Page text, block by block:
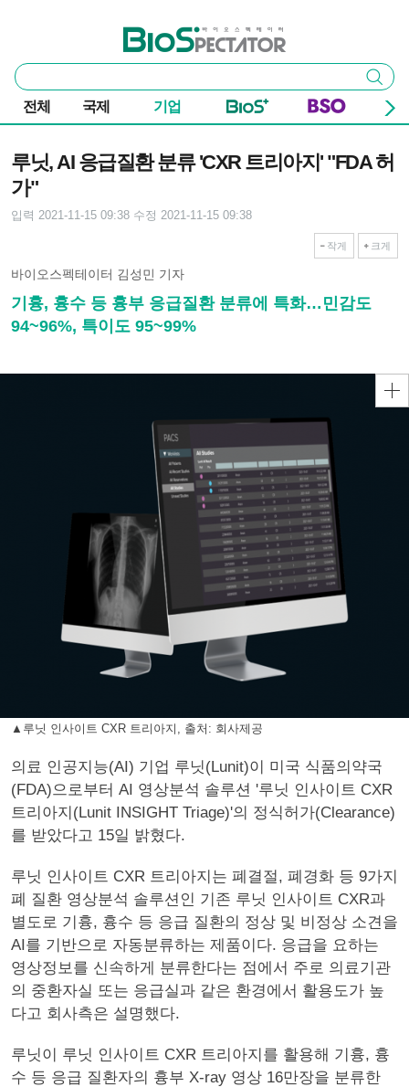
바이오스펙테이터
통
합
검
색
검색
전체 국제 기업
루닛, AI 응급질환 분류 'CXR 트리아지' "FDA 허
가"
입력 2021-11-15 09:38 수정 2021-11-15 09:38
작게 크게
바이오스펙테이터 김성민 기자
기흉, 흉수 등 흉부 응급질환 분류에 특화…민감도
94~96%, 특이도 95~99%
▲루닛 인사이트 CXR 트리아지, 출처: 회사제공
의료 인공지능(AI) 기업 루닛(Lunit)이 미국 식품의약국
(FDA)으로부터 AI 영상분석 솔루션 '루닛 인사이트 CXR
트리아지(Lunit INSIGHT Triage)'의 정식허가(Clearance)
를 받았다고 15일 밝혔다.
루닛 인사이트 CXR 트리아지는 폐결절, 폐경화 등 9가지
폐 질환 영상분석 솔루션인 기존 루닛 인사이트 CXR과
별도로 기흉, 흉수 등 응급 질환의 정상 및 비정상 소견을
AI를 기반으로 자동분류하는 제품이다. 응급을 요하는
영상정보를 신속하게 분류한다는 점에서 주로 의료기관
의 중환자실 또는 응급실과 같은 환경에서 활용도가 높
다고 회사측은 설명했다.
루닛이 루닛 인사이트 CXR 트리아지를 활용해 기흉, 흉
수 등 응급 질환자의 흉부 X-ray 영상 16만장을 분류한